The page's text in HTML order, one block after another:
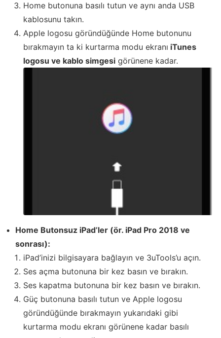
Home butonuna basılı tutun ve aynı anda USB
kablosunu takın.
Apple logosu göründüğünde Home butonunu
bırakmayın ta ki kurtarma modu ekranı iTunes
logosu ve kablo simgesi görünene kadar.
Home Butonsuz iPad’ler (ör. iPad Pro 2018 ve
sonrası):
iPad’inizi bilgisayara bağlayın ve 3uTools’u açın.
Ses açma butonuna bir kez basın ve bırakın.
Ses kapatma butonuna bir kez basın ve bırakın.
Güç butonuna basılı tutun ve Apple logosu
göründüğünde bırakmayın yukarıdaki gibi
kurtarma modu ekranı görünene kadar basılı